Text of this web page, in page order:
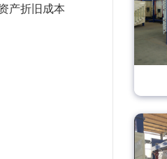
产折旧成本